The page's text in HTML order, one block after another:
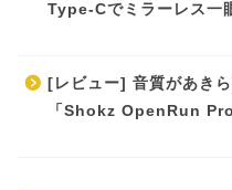
Type-Cでミラーレス一
[レビュー] 音質があき
「Shokz OpenRun